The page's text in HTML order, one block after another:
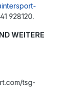
928120.
WEITERE
tsg-